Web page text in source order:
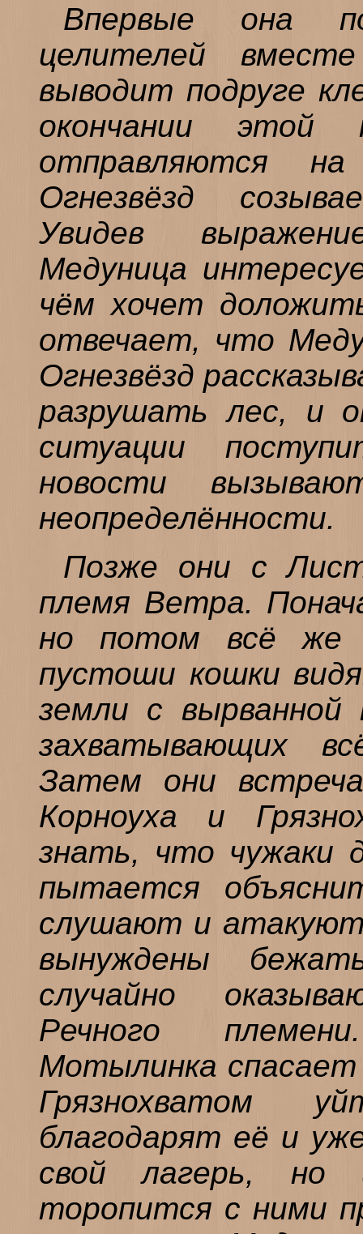
Впервые она
целителей
выводит подруге
окончании этой
отправляются
Огнезвёзд
Увидев
Медуница
чём хочет
отвечает, что
Огнезвёзд
разрушать лес, и
ситуации
новости
неопределённости.
Позже они с
племя Ветра.
но потом всё же
пустоши кошки
земли с
захватывающих
Затем они
Корноуха и
знать, что чужаки
пытается
слушают и
вынуждены
случайно
Речного
Мотылинка спасает
Грязнохватом
благодарят её и
свой лагерь, но
торопится с ними